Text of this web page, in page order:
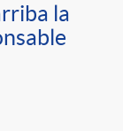
la